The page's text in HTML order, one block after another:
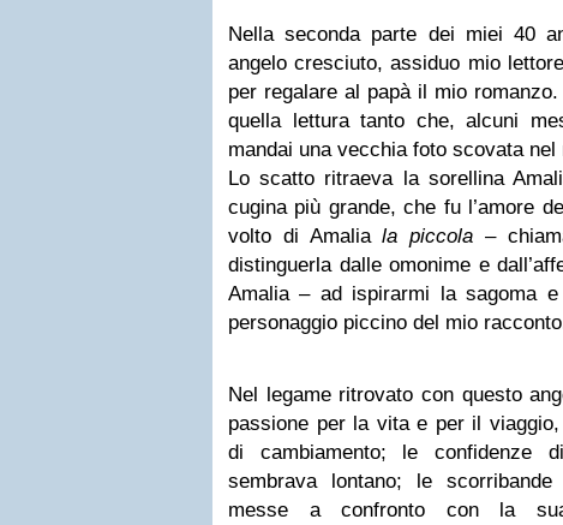
Nella seconda parte dei miei 40
angelo cresciuto, assiduo mio
per regalare al papà il mio
quella lettura tanto che, alcuni
mandai una vecchia foto scovata nel
Lo scatto ritraeva la sorellina
cugina più grande, che fu l’amore
volto di Amaliala piccola –
distinguerla dalle omonime e
Amalia – ad ispirarmi la sagoma
personaggio piccino del mio
Nel legame ritrovato con questo
passione per la vita e per il
di cambiamento; le confidenze
sembrava lontano; le
messe a confronto con la